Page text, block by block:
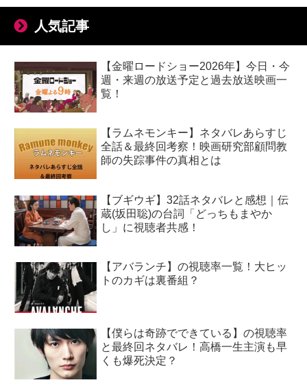
人気記事
【金曜ロードショー2026年】今日・今
週・来週の放送予定と過去放送映画一
覧！
【ラムネモンキー】ネタバレあらすじ
全話＆最終回考察！映画研究部顧問教
師の失踪事件の真相とは
【ブギウギ】32話ネタバレと感想｜伝
蔵(坂田聡)の台詞「どっちもまやか
し」に視聴者共感！
【アバランチ】の視聴率一覧！大ヒッ
トのカギは裏番組？
【僕らは奇跡でできている】の視聴率
と最終回ネタバレ！高橋一生主演も早
くも爆死決定？